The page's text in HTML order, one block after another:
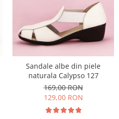
Sandale albe din piele
naturala Calypso 127
169,00 RON
129,00 RON